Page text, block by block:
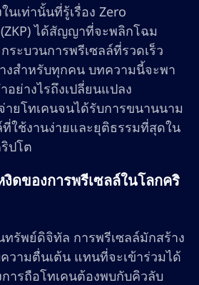
นเท่านั้นที่รู้เรื่อง Zero
ได้สัญญาที่จะพลิกโฉม
ะบวนการพรีเซลล์ที่รวดเร็ว
งสำหรับทุกคน บทความนี้จะพา
อย่างไรถึงเปลี่ยนแปลง
ายโทเคนจนได้รับการขนานนาม
ที่ใช้งานง่ายและยุติธรรมที่สุดใน
ปโต
ดของการพรีเซลล์ในโลกคริ
รัพย์ดิจิทัล การพรีเซลล์มักสร้าง
วามตื่นเต้น แทนที่จะเข้าร่วมได้
ารถือโทเคนต้องพบกับคิวลับ